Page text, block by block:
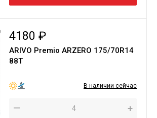
4180 ₽
ARIVO Premio ARZERO 175/70R14
88Т
В наличии сейчас
— +